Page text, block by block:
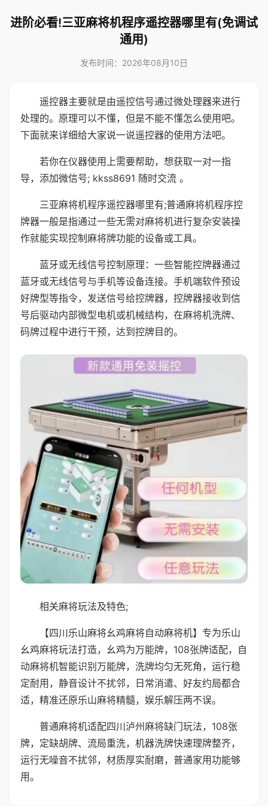
进阶必看!三亚麻将机程序遥控器哪里有(免调试
通用)
发布时间：2026年08月10日
遥控器主要就是由遥控信号通过微处理器来进行
处理的。原理可以不懂，但是不能不懂怎么使用吧。
下面就来详细给大家说一说遥控器的使用方法吧。
若你在仪器使用上需要帮助，想获取一对一指
导，添加微信号; kkss8691 随时交流 。
三亚麻将机程序遥控器哪里有;普通麻将机程序控
牌器一般是指通过一些无需对麻将机进行复杂安装操
作就能实现控制麻将牌功能的设备或工具。
蓝牙或无线信号控制原理：一些智能控牌器通过
蓝牙或无线信号与手机等设备连接。手机端软件预设
好牌型等指令，发送信号给控牌器，控牌器接收到信
号后驱动内部微型电机或机械结构，在麻将机洗牌、
码牌过程中进行干预，达到控牌目的。
相关麻将玩法及特色;
【四川乐山麻将幺鸡麻将自动麻将机】专为乐山
幺鸡麻将玩法打造，幺鸡为万能牌，108张牌适配，自
动麻将机智能识别万能牌，洗牌均匀无死角，运行稳
定耐用，静音设计不扰邻，日常消遣、好友约局都合
适，精准还原乐山麻将精髓，娱乐解压两不误。
普通麻将机适配四川泸州麻将缺门玩法，108张
牌，定缺胡牌、流局重洗，机器洗牌快速理牌整齐，
运行无噪音不扰邻，材质厚实耐磨，普通家用功能够
用。